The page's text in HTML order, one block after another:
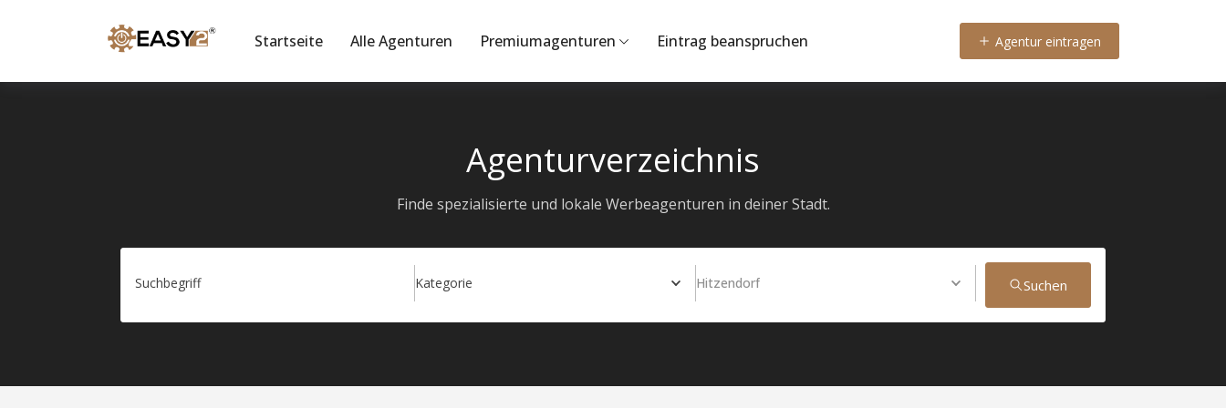
Startseite Alle Agenturen Premiumagenturen Eintrag beanspruchen Agentur eintragen
Agenturverzeichnis
Finde spezialisierte und lokale Werbeagenturen in deiner Stadt.
Suchbegriff Kategorie Hitzendorf Suchen